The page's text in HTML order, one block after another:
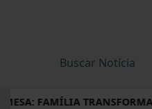
FAMÍLIA TRANSFORMA